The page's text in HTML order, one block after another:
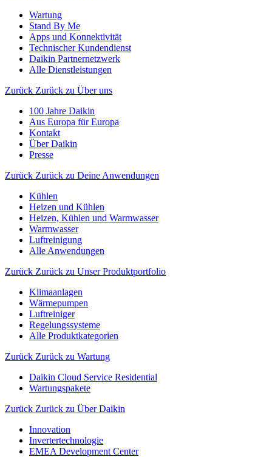
Wartung
Stand By Me
Apps und Konnektivität
Technischer Kundendienst
Daikin Partnernetzwerk
Alle Dienstleistungen
Zurück Zurück zu Über uns
100 Jahre Daikin
Aus Europa für Europa
Kontakt
Über Daikin
Presse
Zurück Zurück zu Deine Anwendungen
Kühlen
Heizen und Kühlen
Heizen, Kühlen und Warmwasser
Warmwasser
Luftreinigung
Alle Anwendungen
Zurück Zurück zu Unser Produktportfolio
Klimaanlagen
Wärmepumpen
Luftreiniger
Regelungssysteme
Alle Produktkategorien
Zurück Zurück zu Wartung
Daikin Cloud Service Residential
Wartungspakete
Zurück Zurück zu Über Daikin
Innovation
Invertertechnologie
EMEA Development Center